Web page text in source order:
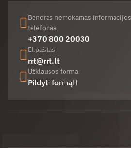
Bendras nemokamas informacijos
telefonas
+370 800 20030
El.paštas
rrt@rrt.lt
Užklausos forma
Pildyti formą